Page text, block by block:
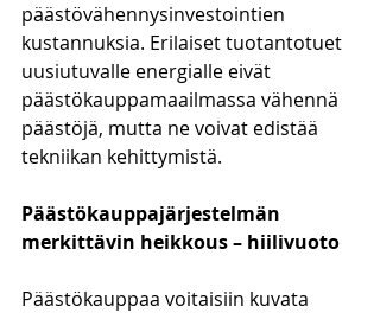
päästövähennysinvestointien
kustannuksia. Erilaiset tuotantotuet
uusiutuvalle energialle eivät
päästökauppamaailmassa vähennä
päästöjä, mutta ne voivat edistää
tekniikan kehittymistä.
Päästökauppajärjestelmän
merkittävin heikkous – hiilivuoto
Päästökauppaa voitaisiin kuvata